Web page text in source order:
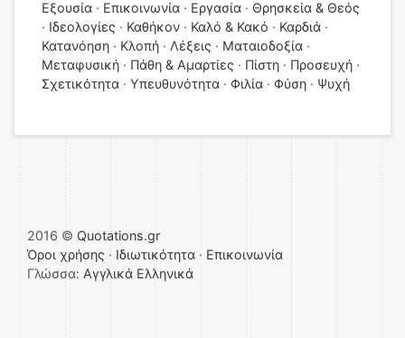
Εξουσία
Επικοινωνία Εργασία
Θρησκεία & Θεός
Ιδεολογίες
Καθήκον Καλό & Κακό
Καρδιά
Κατανόηση
Κλοπή Λέξεις
Ματαιοδοξία
Μεταφυσική
Πάθη & Αμαρτίες Πίστη
Προσευχή
Σχετικότητα
Υπευθυνότητα Φιλία Φύση Ψυχή
2016 © Quotations.gr
Όροι χρήσης · Ιδιωτικότητα · Επικοινωνία
Γλώσσα: Αγγλικά Ελληνικά